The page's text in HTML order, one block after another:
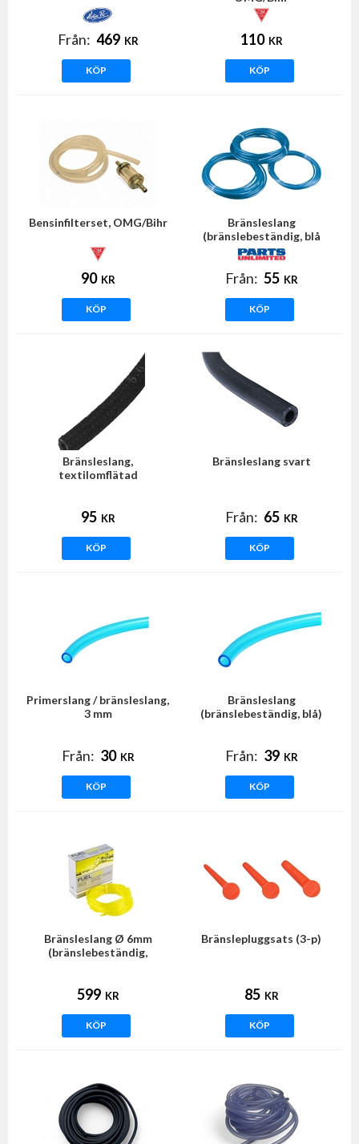
Från: 469 KR
KÖP
110 KR
KÖP
Bensinfilterset, OMG/Bihr
90 KR
KÖP
Bränsleslang
(bränslebeständig, blå
transparent)
Från: 55 KR
KÖP
Bränsleslang,
textilomflätad
95 KR
KÖP
Bränsleslang svart
Från: 65 KR
KÖP
Primerslang / bränsleslang,
3 mm
Från: 30 KR
KÖP
Bränsleslang
(bränslebeständig, blå)
Från: 39 KR
KÖP
Bränsleslang Ø 6mm
(bränslebeständig,
599 KR
KÖP
Bränslepluggsats (3-p)
85 KR
KÖP